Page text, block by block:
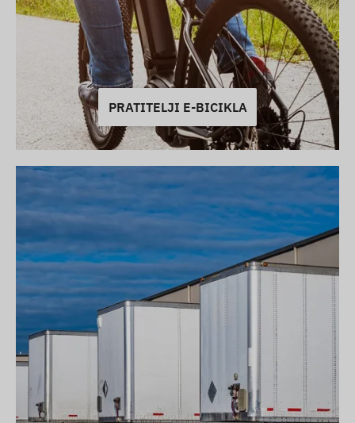
PRATITELJI E-BICIKLA